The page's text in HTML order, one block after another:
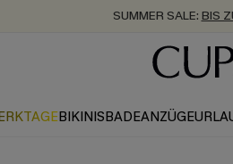
SUMMER SALE: BIS
ZUM NEWSLETTER:BIS ZU -
KOSTENLOSER
BIKINISBADEANZÜGE